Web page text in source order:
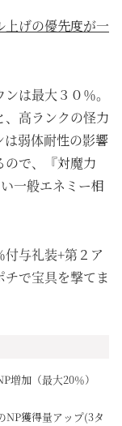
上げの優先度が一
は最大３０％。
、高ランクの怪力
弱体耐性の影響
ので、『対魔力
一般エネミー相
与礼装+第２ア
で宝具を撃てま
増加（最大20％）
NP獲得量アップ(3タ